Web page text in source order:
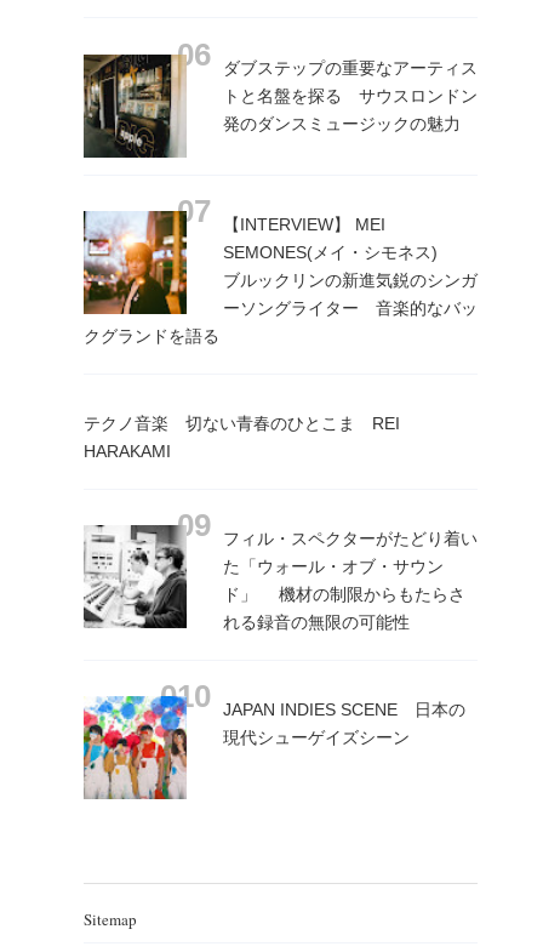
ダブステップの重要なアーティス
トと名盤を探る サウスロンドン
発のダンスミュージックの魅力
【INTERVIEW】 MEI
SEMONES(メイ・シモネス)
ブルックリンの新進気鋭のシンガ
ーソングライター 音楽的なバッ
クグランドを語る
テクノ音楽 切ない青春のひとこま REI
HARAKAMI
フィル・スペクターがたどり着い
た「ウォール・オブ・サウン
ド」 機材の制限からもたらさ
れる録音の無限の可能性
JAPAN INDIES SCENE 日本の
現代シューゲイズシーン
Sitemap